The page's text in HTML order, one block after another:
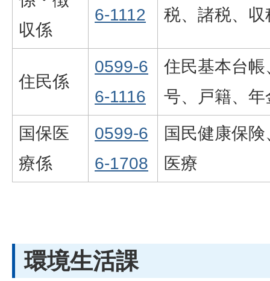
収係
6-1112
税、諸税、
住民係
0599-6
6-1116
住民基本台
号、戸籍、
国保医
療係
0599-6
6-1708
国民健康保
医療
環境生活課